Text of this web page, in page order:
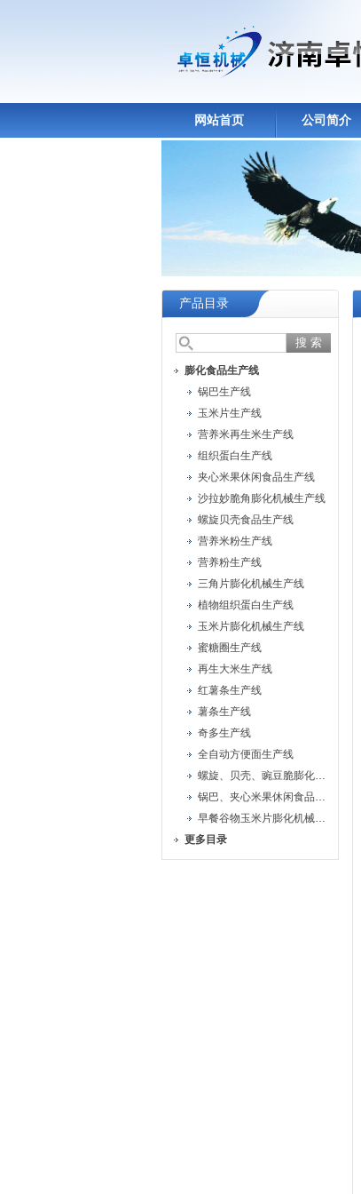
网站首页 公司简介
产品目录
膨化食品生产线
锅巴生产线
玉米片生产线
营养米再生米生产线
组织蛋白生产线
夹心米果休闲食品生产线
沙拉妙脆角膨化机械生产线
螺旋贝壳食品生产线
营养米粉生产线
营养粉生产线
三角片膨化机械生产线
植物组织蛋白生产线
玉米片膨化机械生产线
蜜糖圈生产线
再生大米生产线
红薯条生产线
薯条生产线
奇多生产线
全自动方便面生产线
螺旋、贝壳、豌豆脆膨化机械设备生产线
锅巴、夹心米果休闲食品生产线
早餐谷物玉米片膨化机械生产线
更多目录